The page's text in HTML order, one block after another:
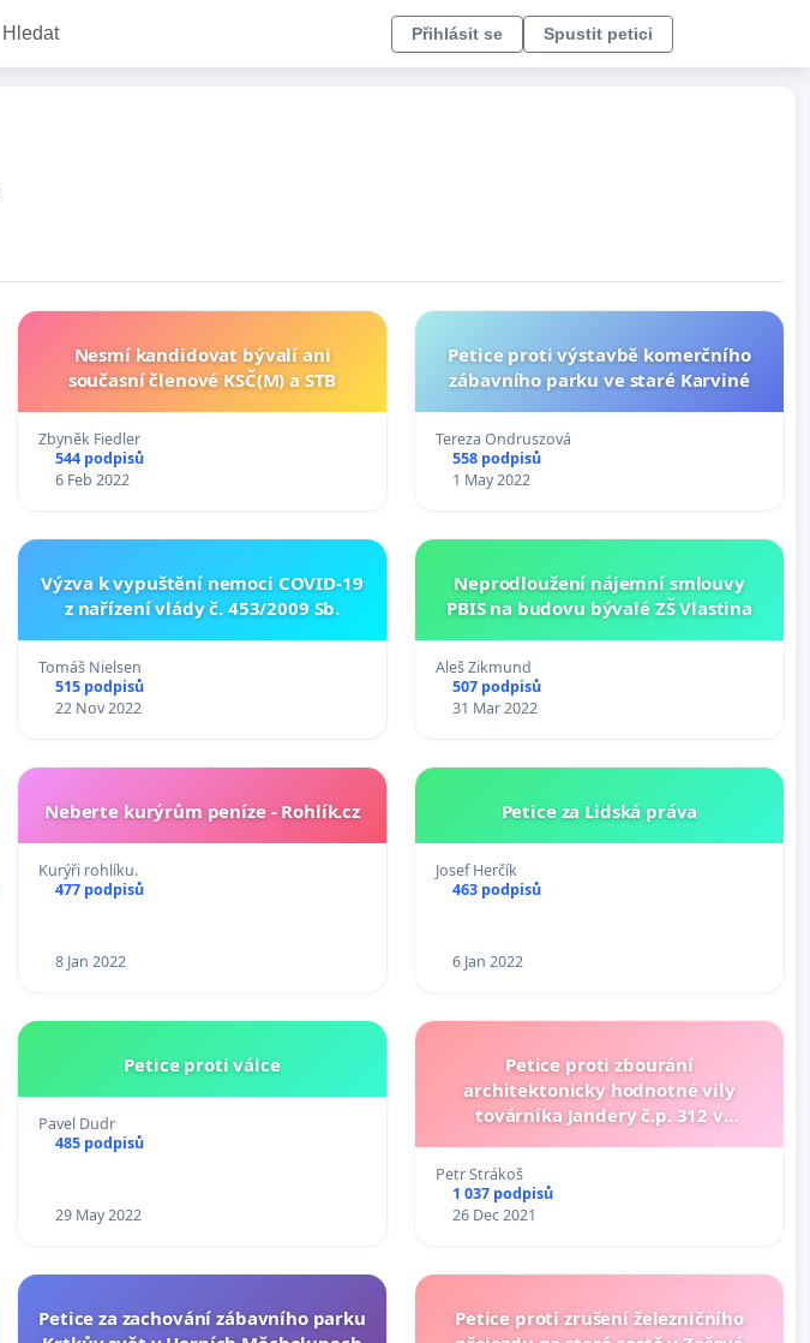
Hledat Přihlásit se Spustit petici
Nesmí kandidovat bývalí ani
současní členové KSČ(M) a STB
Zbyněk Fiedler
544 podpisů
6 Feb 2022
Petice proti výstavbě komerčního
zábavního parku ve staré Karviné
Tereza Ondruszová
558 podpisů
1 May 2022
Výzva k vypuštění nemoci COVID-19
z nařízení vlády č. 453/2009 Sb.
Tomáš Nielsen
515 podpisů
22 Nov 2022
Neprodloužení nájemní smlouvy
PBIS na budovu bývalé ZŠ Vlastina
Aleš Zikmund
507 podpisů
31 Mar 2022
Neberte kurýrům peníze - Rohlík.cz
Kurýři rohlíku.
477 podpisů
8 Jan 2022
Petice za Lidská práva
Josef Herčík
463 podpisů
6 Jan 2022
Petice proti válce
Pavel Dudr
485 podpisů
29 May 2022
Petice proti zbourání
architektonicky hodnotné vily
továrníka Jandery č.p. 312 v
DDM) v Ústí nad Orlicí
Petr Strákoš
1 037 podpisů
26 Dec 2021
Petice za zachování zábavního parku
Petice proti zrušení železničního